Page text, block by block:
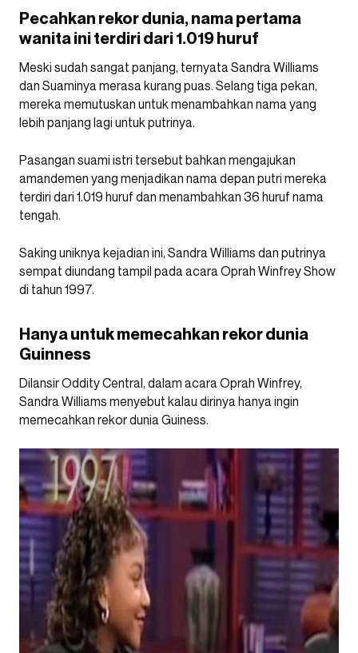
Pecahkan rekor dunia, nama pertama
wanita ini terdiri dari 1.019 huruf
Meski sudah sangat panjang, ternyata Sandra Williams
dan Suaminya merasa kurang puas. Selang tiga pekan,
mereka memutuskan untuk menambahkan nama yang
lebih panjang lagi untuk putrinya.
Pasangan suami istri tersebut bahkan mengajukan
amandemen yang menjadikan nama depan putri mereka
terdiri dari 1.019 huruf dan menambahkan 36 huruf nama
tengah.
Saking uniknya kejadian ini, Sandra Williams dan putrinya
sempat diundang tampil pada acara Oprah Winfrey Show
di tahun 1997.
Hanya untuk memecahkan rekor dunia
Guinness
Dilansir Oddity Central, dalam acara Oprah Winfrey,
Sandra Williams menyebut kalau dirinya hanya ingin
memecahkan rekor dunia Guiness.